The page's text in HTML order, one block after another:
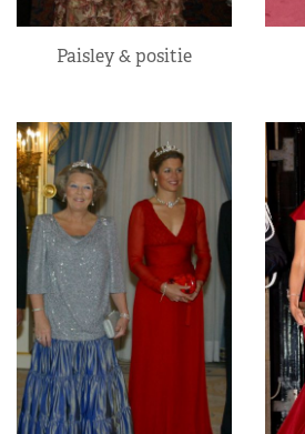
Paisley & positie